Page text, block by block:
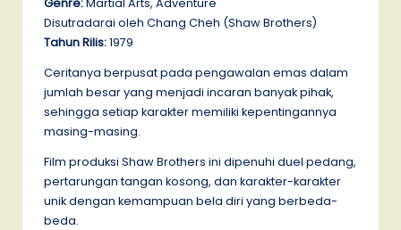
Disutradarai oleh Chang Cheh (Shaw Brothers)
Tahun Rilis:1979
Ceritanya berpusat pada pengawalan emas dalam
jumlah besar yang menjadi incaran banyak pihak,
sehingga setiap karakter memiliki kepentingannya
masing-masing.
Film produksi Shaw Brothers ini dipenuhi duel pedang,
pertarungan tangan kosong, dan karakter-karakter
unik dengan kemampuan bela diri yang berbeda-
beda.